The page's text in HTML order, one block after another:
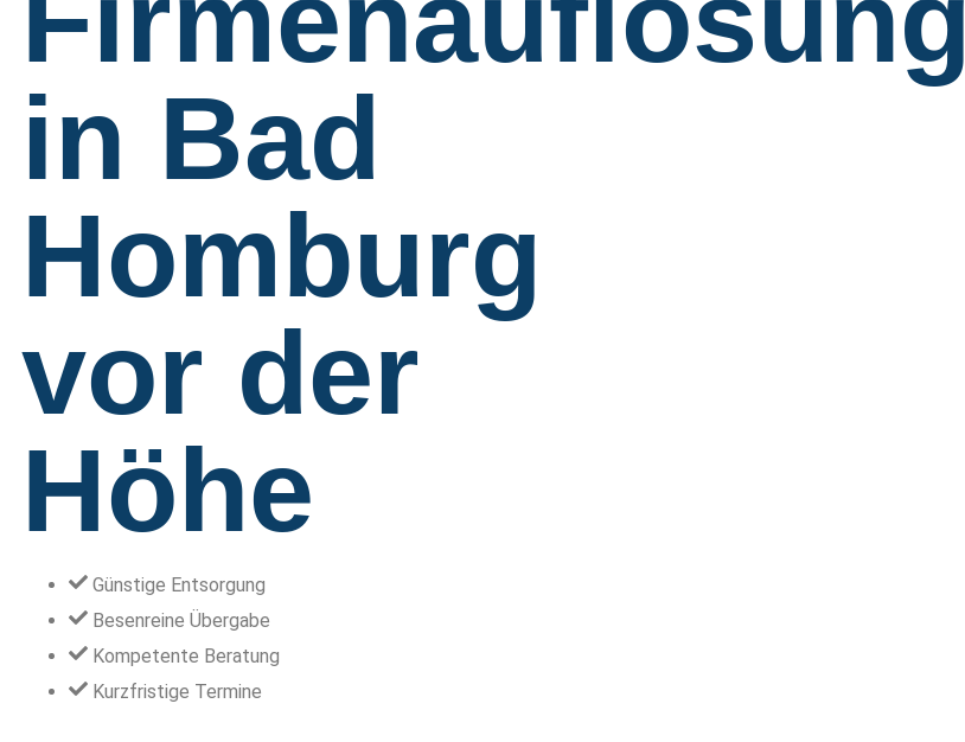
in Bad
Homburg
vor der
Höhe
Günstige Entsorgung
Besenreine Übergabe
Kompetente Beratung
Kurzfristige Termine